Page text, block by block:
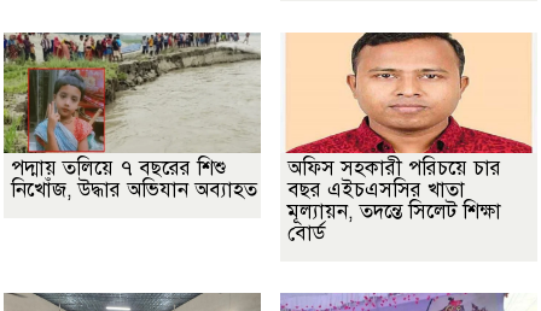
পদ্মায় তলিয়ে ৭ বছরের শিশু
নিখোঁজ, উদ্ধার অভিযান অব্যাহত
অফিস সহকারী পরিচয়ে চার
বছর এইচএসসির খাতা
মূল্যায়ন, তদন্তে সিলেট শিক্ষা
বোর্ড